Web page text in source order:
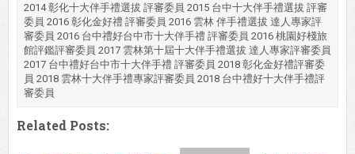
2014 彰化十大伴手禮選拔 評審委員 2015 台中十大伴手禮選拔 評審
委員 2016 彰化金好禮 評審委員 2016 雲林 伴手禮選拔 達人專家評
審委員 2016 台中禮好台中市十大伴手禮 評審委員 2016 桃園好棧旅
館評鑑評審委員 2017 雲林第十屆十大伴手禮選拔 達人專家評審委員
2017 台中禮好台中市十大伴手禮 評審委員 2018 彰化金好禮評審委
員 2018 雲林十大伴手禮專家評審委員 2018 台中禮好十大伴手禮評
審委員
Related Posts: